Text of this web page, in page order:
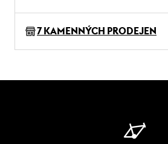
7 KAMENNÝCH PRODEJEN